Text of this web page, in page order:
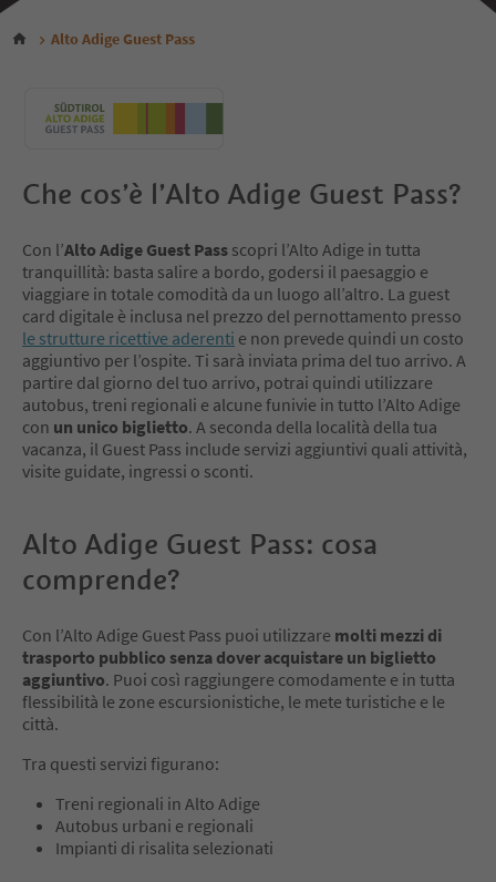
Alto Adige Guest Pass
Che cos’è l’Alto Adige Guest Pass?
Con l’Alto Adige Guest Pass scopri l’Alto Adige in tutta
tranquillità: basta salire a bordo, godersi il paesaggio e
viaggiare in totale comodità da un luogo all’altro. La guest
card digitale è inclusa nel prezzo del pernottamento presso
le strutture ricettive aderenti e non prevede quindi un costo
aggiuntivo per l’ospite. Ti sarà inviata prima del tuo arrivo. A
partire dal giorno del tuo arrivo, potrai quindi utilizzare
autobus, treni regionali e alcune funivie in tutto l’Alto Adige
con un unico biglietto. A seconda della località della tua
vacanza, il Guest Pass include servizi aggiuntivi quali attività,
visite guidate, ingressi o sconti.
Alto Adige Guest Pass: cosa
comprende?
Con l’Alto Adige Guest Pass puoi utilizzare molti mezzi di
trasporto pubblico senza dover acquistare un biglietto
aggiuntivo. Puoi così raggiungere comodamente e in tutta
flessibilità le zone escursionistiche, le mete turistiche e le
città.
Tra questi servizi figurano:
Treni regionali in Alto Adige
Autobus urbani e regionali
Impianti di risalita selezionati